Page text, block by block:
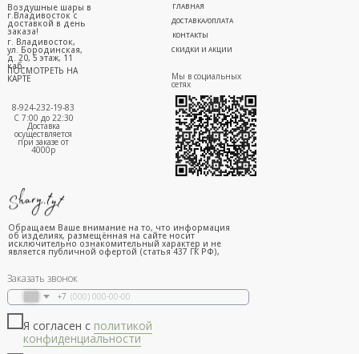
г. Владивосток,
ул. Бородинская,
д. 20, 5 этаж, 11
каб.
ПОСМОТРЕТЬ НА
КАРТЕ
ГЛАВНАЯ
ДОСТАВКА/ОПЛАТА
СКИДКИ И АКЦИИ
КОНТАКТЫ
8-924-232-19-83
С 7:00 до 22:30
Доставка
осуществляется
при заказе от
4000р
Воздушные шары в
г.Владивосток с
доставкой в день
заказа!
Мы в социальных
сетях
Заказать звонок
+7
Я согласен с политикой
конфиденциальности
Обращаем Ваше внимание на то, что информация
об изделиях, размещённая на сайте носит
исключительно ознакомительный характер и не
является публичной офертой (статья 437 ГК РФ),